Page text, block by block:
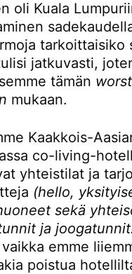
oli Kuala
tarkoittaisiko
jatkuvasti,
tämän
mukaan.
Kaakkois-
co-living-
yhteistilat ja
(hello,
sekä
ja
emme
poistua